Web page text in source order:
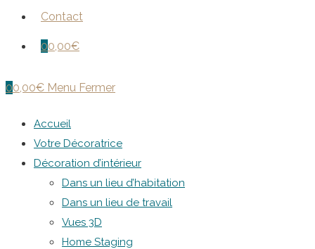
Contact
00,00€
00,00€ Menu Fermer
Accueil
Votre Décoratrice
Décoration d’intérieur
Dans un lieu d’habitation
Dans un lieu de travail
Vues 3D
Home Staging